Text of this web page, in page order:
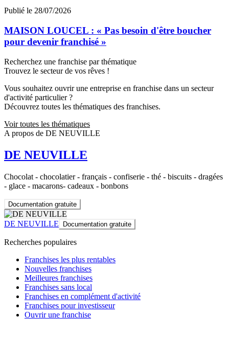
Publié le 28/07/2026
MAISON LOUCEL : « Pas besoin d'être boucher
pour devenir franchisé »
Recherchez une franchise par thématique
Trouvez le secteur de vos rêves !
Vous souhaitez ouvrir une entreprise en franchise dans un secteur
d'activité particulier ?
Découvrez toutes les thématiques des franchises.
Voir toutes les thématiques
A propos de DE NEUVILLE
DE NEUVILLE
Chocolat - chocolatier - français - confiserie - thé - biscuits - dragées
- glace - macarons- cadeaux - bonbons
Documentation gratuite
DE NEUVILLE Documentation gratuite
Recherches populaires
Franchises les plus rentables
Nouvelles franchises
Meilleures franchises
Franchises sans local
Franchises en complément d'activité
Franchises pour investisseur
Ouvrir une franchise